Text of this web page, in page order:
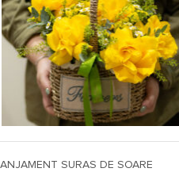
SURAS DE SOARE